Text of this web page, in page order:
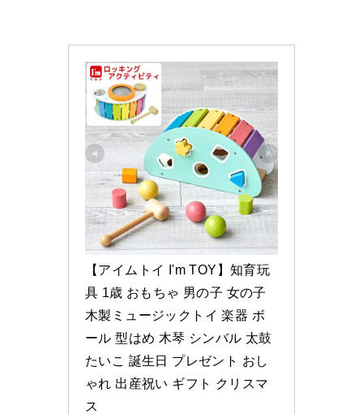
【アイムトイ I'm TOY】知育玩
具 1歳 おもちゃ 男の子 女の子
木製ミュージックトイ 楽器 ボ
ール 型はめ 木琴 シンバル 太鼓
たいこ 誕生日 プレゼント おし
ゃれ 出産祝い ギフト クリスマ
ス